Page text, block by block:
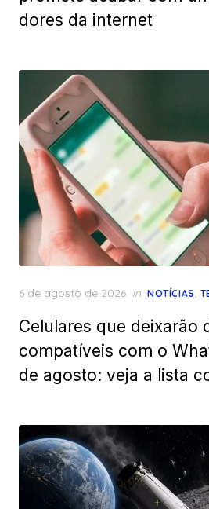
dores da internet
Posted
6 de agosto de 2026 in NOTÍCIAS,
Celulares que deixarão
compatíveis com o
de agosto: veja a lista